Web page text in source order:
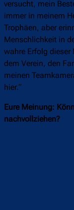
versucht, mein
immer in meinem
Trophäen, aber
Menschlichkeit in
wahre Erfolg
dem Verein, den
meinen
hier.“
Eure Meinung:
nachvollziehen?